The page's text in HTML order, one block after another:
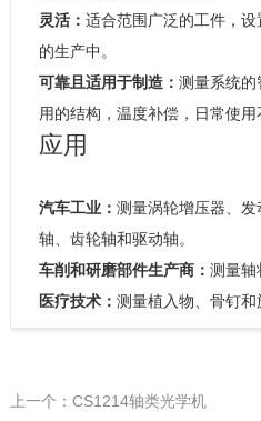
灵活： 适合范围广泛的工件，
的生产中。
可靠且适用于制造： 测量系统的
用的结构，温度补偿，日常使用
应用
汽车工业： 测量涡轮增压器、
轴、齿轮轴和驱动轴。
车削和研磨部件生产商： 测量轴
医疗技术： 测量植入物、骨钉和
上一个：CS1214轴类光学机